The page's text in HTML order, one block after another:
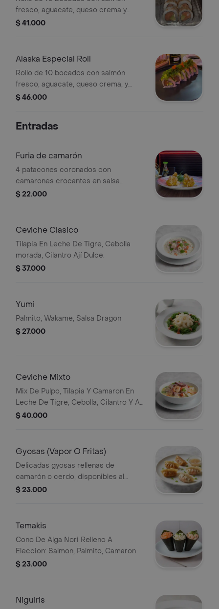
fresco, aguacate, queso crema y
topping de ajonjolí.
$ 41.000
Alaska Especial Roll
Rollo de 10 bocados con salmón
fresco, aguacate, queso crema, y
topping de salmón, aguacate, wakame
$ 46.000
Entradas
Furia de camarón
4 patacones coronados con
camarones crocantes en salsa
dragón
$ 22.000
Ceviche Clasico
Tilapia En Leche De Tigre, Cebolla
morada, Cilantro Ají Dulce.
$ 37.000
Yumi
Palmito, Wakame, Salsa Dragon
$ 27.000
Ceviche Mixto
Mix De Pulpo, Tilapia Y Camaron En
Leche De Tigre, Cebolla, Cilantro Y Aji
Dulce.
$ 40.000
Gyosas (Vapor O Fritas)
Delicadas gyosas rellenas de
camarón o cerdo, disponibles al
vapor o fritas. Cada bocado ofrece
unidades.
$ 23.000
Temakis
Cono De Alga Nori Relleno A
Eleccion: Salmon, Palmito, Camaron
$ 23.000
Niguiris